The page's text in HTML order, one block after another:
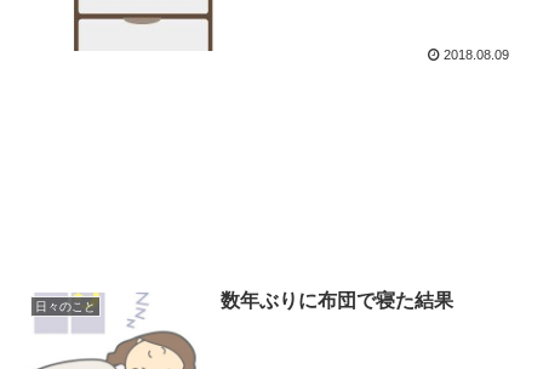
2018.08.09
日々のこと 数年ぶりに布団で寝た結果